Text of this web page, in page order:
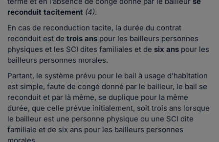
reconduit tacitement (4).
En cas de reconduction tacite, la durée du contrat
reconduit est de trois ans pour les bailleurs personnes
physiques et les SCI dites familiales et de six ans pour les
bailleurs personnes morales.
Partant, le système prévu pour le bail à usage d’habitation
est simple, faute de congé donné par le bailleur, le bail se
reconduit et par là même, se duplique pour la même
durée, que celle prévue initialement, soit trois ans lorsque
le bailleur est une personne physique ou une SCI dite
familiale et de six ans pour les bailleurs personnes